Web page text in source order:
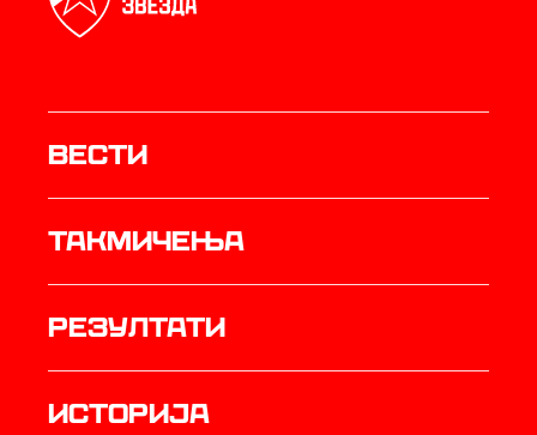
Вести
Такмичења
резултати
историја